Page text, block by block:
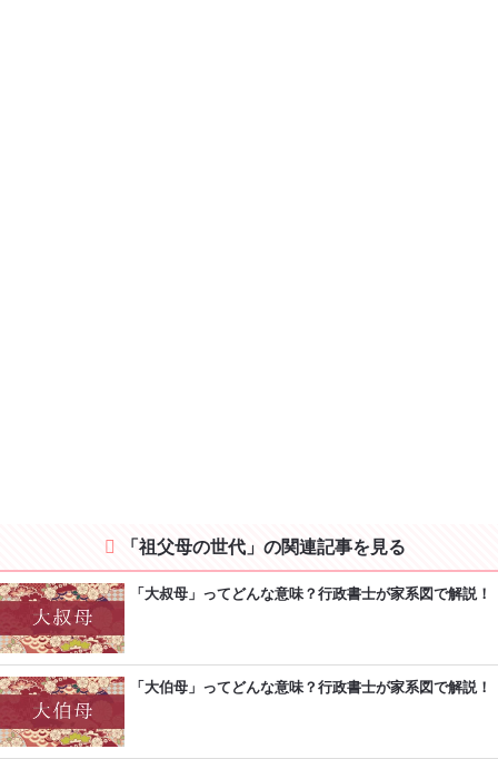
「祖父母の世代」の関連記事を見る
「大叔母」ってどんな意味？行政書士が家系図で解説！
「大伯母」ってどんな意味？行政書士が家系図で解説！